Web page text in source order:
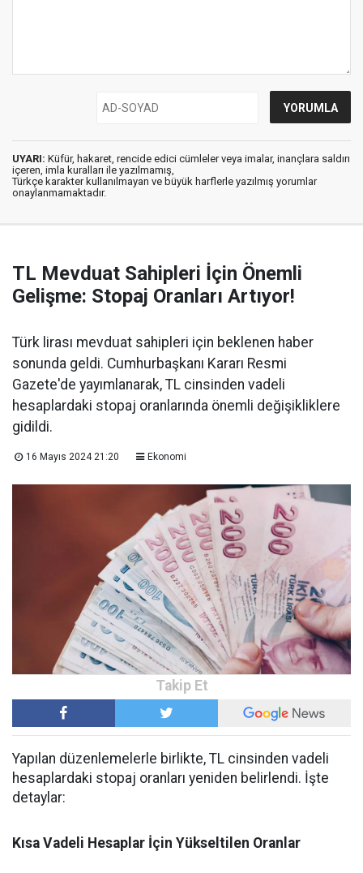
UYARI: Küfür, hakaret, rencide edici cümleler veya imalar, inançlara saldırı
içeren, imla kuralları ile yazılmamış,
Türkçe karakter kullanılmayan ve büyük harflerle yazılmış yorumlar
onaylanmamaktadır.
TL Mevduat Sahipleri İçin Önemli
Gelişme: Stopaj Oranları Artıyor!
Türk lirası mevduat sahipleri için beklenen haber
sonunda geldi. Cumhurbaşkanı Kararı Resmi
Gazete'de yayımlanarak, TL cinsinden vadeli
hesaplardaki stopaj oranlarında önemli değişikliklere
gidildi.
16 Mayıs 2024 21:20 Ekonomi
Yapılan düzenlemelerle birlikte, TL cinsinden vadeli
hesaplardaki stopaj oranları yeniden belirlendi. İşte
detaylar:
Kısa Vadeli Hesaplar İçin Yükseltilen Oranlar